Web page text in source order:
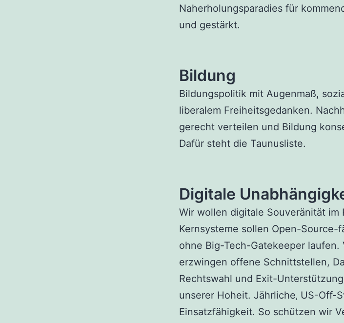
Naherholungsparadies für
und gestärkt.
Bildung
Bildungspolitik mit Augenmaß,
liberalem Freiheitsgedanken.
gerecht verteilen und Bildung
Dafür steht die Taunusliste.
Digitale
Wir wollen digitale Souveränität im
Kernsysteme sollen Open-Source-
ohne Big-Tech-Gatekeeper
erzwingen offene Schnittstellen,
Rechtswahl und Exit-
unserer Hoheit. Jährliche‚ US-Off-
Einsatzfähigkeit. So schützen wir